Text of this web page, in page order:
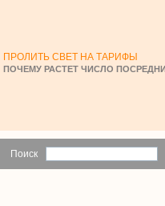
ПРОЛИТЬ СВЕТ НА ТАРИФЫ
ПОЧЕМУ РАСТЕТ ЧИСЛО
Поиск